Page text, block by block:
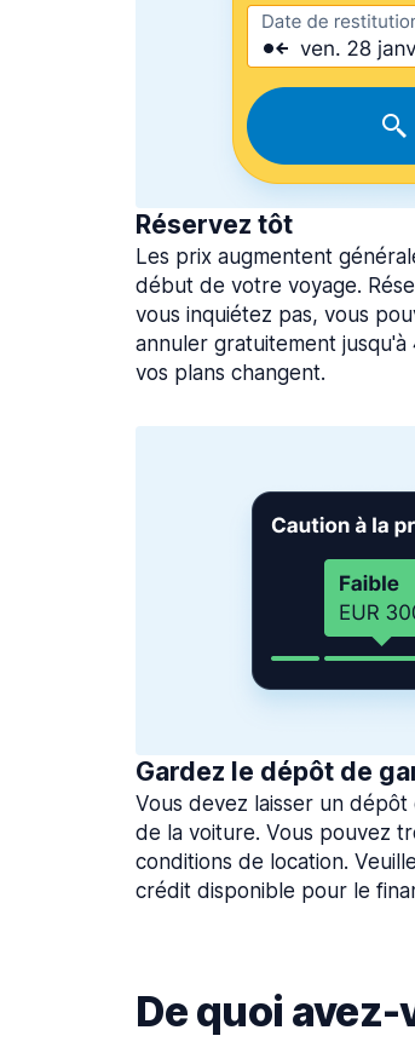
Réservez tôt
Les prix augmentent
début de votre voyage.
vous inquiétez pas, vous
annuler gratuitement
vos plans changent.
Gardez le dépôt de
Vous devez laisser un
de la voiture. Vous pouvez
conditions de location.
crédit disponible pour le
De quoi